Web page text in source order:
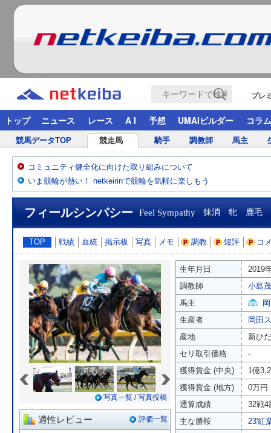
プレ
トップ ニュース レース A I 予想 UMAIビルダー コラム
競馬データTOP 競走馬 騎手 調教師 馬主
コミュニティ健全化に向けた取り組みについて
いま競輪が熱い！ netkeirinで競輪を気軽に楽しもう
フィールシンパシー Feel Sympathy 抹消 牝 鹿毛
TOP 戦績 血統 掲示板 写真 メモ 調教 短評 コ
写真一覧 /写真投稿
適性レビュー 評価一覧
生年月日
2019
調教師
小島
馬主
生産者
岡田
産地
新ひ
セリ取引価格
-
獲得賞金 (中央)
1億
獲得賞金 (地方)
0万円
通算成績
32戦4
主な勝鞍
23'紅